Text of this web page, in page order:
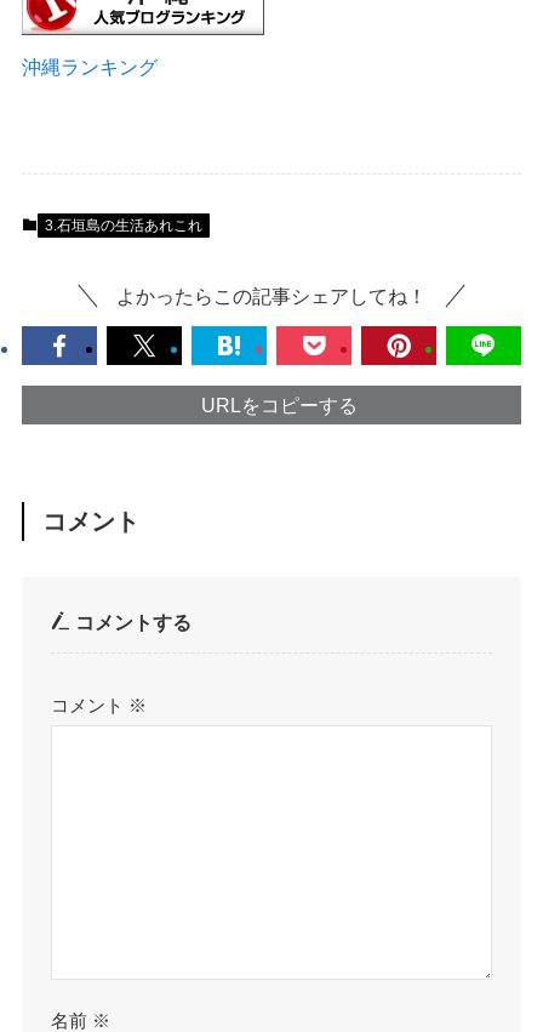
沖縄ランキング
3.石垣島の生活あれこれ
よかったらこの記事シェアしてね！
URLをコピーする
コメント
コメントする
コメント ※
名前 ※